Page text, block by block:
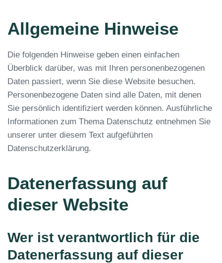
Allgemeine Hinweise
Die folgenden Hinweise geben einen einfachen
Überblick darüber, was mit Ihren personenbezogenen
Daten passiert, wenn Sie diese Website besuchen.
Personenbezogene Daten sind alle Daten, mit denen
Sie persönlich identifiziert werden können. Ausführliche
Informationen zum Thema Datenschutz entnehmen Sie
unserer unter diesem Text aufgeführten
Datenschutzerklärung.
Datenerfassung auf
dieser Website
Wer ist verantwortlich für die
Datenerfassung auf dieser